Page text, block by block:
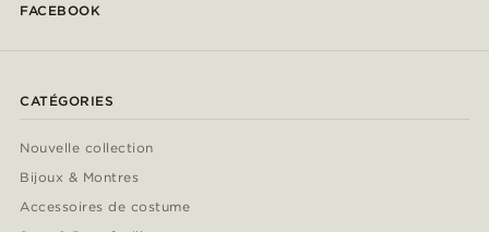
FACEBOOK
CATÉGORIES
Nouvelle collection
Bijoux & Montres
Accessoires de costume